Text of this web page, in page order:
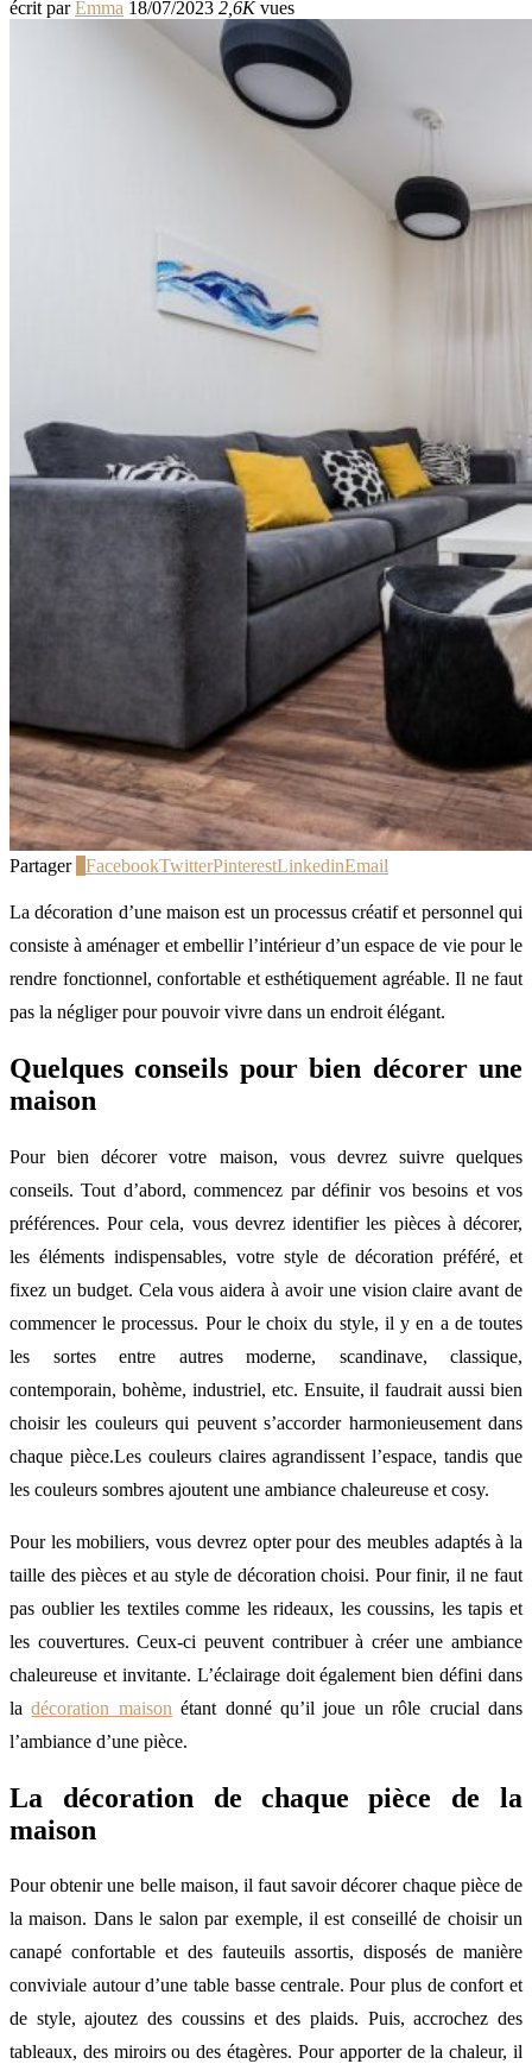
écrit parEmma 18/07/2023 2,6Kvues
Partager FacebookTwitterPinterestLinkedinEmail
La décoration d’une maison est un processus créatif et personnel qui
consiste à aménager et embellir l’intérieur d’un espace de vie pour le
rendre fonctionnel, confortable et esthétiquement agréable. Il ne faut
pas la négliger pour pouvoir vivre dans un endroit élégant.
Quelques conseils pour bien décorer une
maison
Pour bien décorer votre maison, vous devrez suivre quelques
conseils. Tout d’abord, commencez par définir vos besoins et vos
préférences. Pour cela, vous devrez identifier les pièces à décorer,
les éléments indispensables, votre style de décoration préféré, et
fixez un budget. Cela vous aidera à avoir une vision claire avant de
commencer le processus. Pour le choix du style, il y en a de toutes
les sortes entre autres moderne, scandinave, classique,
contemporain, bohème, industriel, etc. Ensuite, il faudrait aussi bien
choisir les couleurs qui peuvent s’accorder harmonieusement dans
chaque pièce.Les couleurs claires agrandissent l’espace, tandis que
les couleurs sombres ajoutent une ambiance chaleureuse et cosy.
Pour les mobiliers, vous devrez opter pour des meubles adaptés à la
taille des pièces et au style de décoration choisi. Pour finir, il ne faut
pas oublier les textiles comme les rideaux, les coussins, les tapis et
les couvertures. Ceux-ci peuvent contribuer à créer une ambiance
chaleureuse et invitante. L’éclairage doit également bien défini dans
ladécoration maison étant donné qu’il joue un rôle crucial dans
l’ambiance d’une pièce.
La décoration de chaque pièce de la
maison
Pour obtenir une belle maison, il faut savoir décorer chaque pièce de
la maison. Dans le salon par exemple, il est conseillé de choisir un
canapé confortable et des fauteuils assortis, disposés de manière
conviviale autour d’une table basse centrale. Pour plus de confort et
de style, ajoutez des coussins et des plaids. Puis, accrochez des
tableaux, des miroirs ou des étagères. Pour apporter de la chaleur, il